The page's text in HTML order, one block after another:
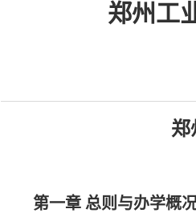
郑州工
郑
第一章 总则与办学概